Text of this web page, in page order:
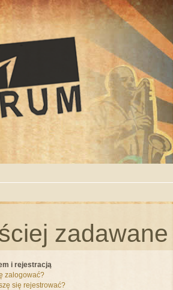
i rejestracją
zalogować?
się rejestrować?